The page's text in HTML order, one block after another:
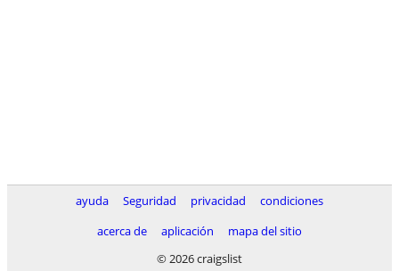
ayuda Seguridad privacidad
condiciones
acerca de
aplicación
mapa del sitio
© 2026 craigslist